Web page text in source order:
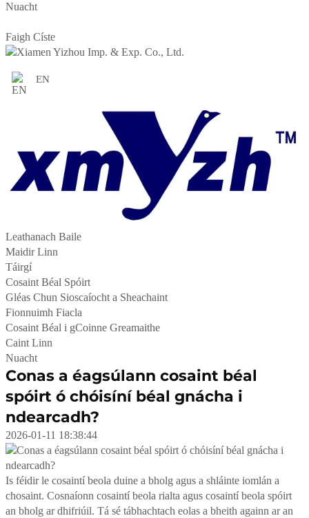
Nuacht
Faigh Císte
EN
Leathanach Baile
Maidir Linn
Táirgí
Cosaint Béal Spóirt
Gléas Chun Sioscaíocht a Sheachaint
Fionnuimh Fiacla
Cosaint Béal i gCoinne Greamaithe
Caint Linn
Nuacht
Conas a éagsúlann cosaint béal
spóirt ó chóisíní béal gnácha i
ndearcadh?
2026-01-11 18:38:44
Is féidir le cosaintí beola duine a bholg agus a shláinte iomlán a
chosaint. Cosnaíonn cosaintí beola rialta agus cosaintí beola spóirt
an bholg ar dhifriúil. Tá sé tábhachtach eolas a bheith againn ar an